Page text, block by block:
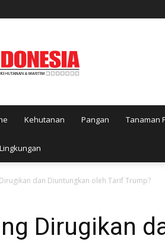
Kehutanan Pangan Tanaman
dan Diuntungkan oleh Tarif Trump?
Dirugikan